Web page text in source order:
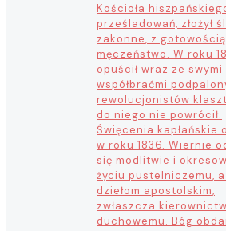
Kościoła
prześladowań, złożył
zakonne, z
męczeństwo. W roku
opuścił wraz ze swymi
współbraćmi
rewolucjonistów
do niego nie powrócił.
Święcenia kapłańskie
w roku 1836. Wiernie
się modlitwie i
życiu pustelniczemu,
dziełom apostolskim,
zwłaszcza
duchowemu. Bóg